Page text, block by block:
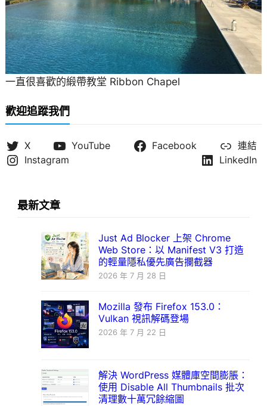
一直很喜歡的緞帶教堂 Ribbon Chapel
歡迎追蹤我們
X YouTube Facebook
連結
Instagram
LinkedIn
最新文章
Just Ad Blocker 上架 Chrome
Web Store：以 Manifest V3 打造
的輕量隱私優先廣告攔截器
2026 年 7 月 28 日
Mozilla 發布 Firefox 153.0：
Vulkan 視訊解碼登場
2026 年 7 月 22 日
解決 WordPress 媒體庫空間膨脹：
使用 Disable All Thumbnails 批次
清理數十萬冗餘縮圖